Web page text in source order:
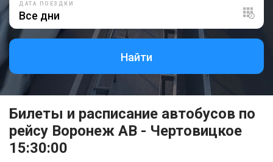
ДАТА ПОЕЗДКИ
Найти
Билеты и расписание автобусов по
рейсу Воронеж АВ - Чертовицкое
15:30:00